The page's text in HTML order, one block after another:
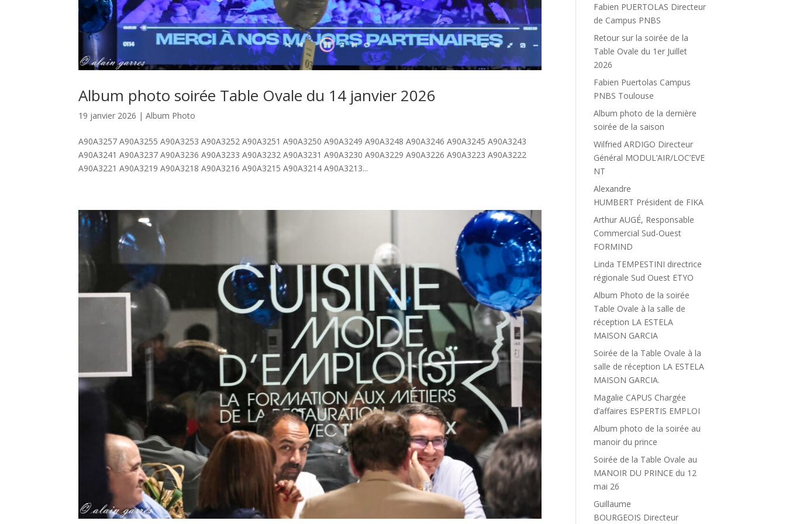
Album photo soirée Table Ovale du 14 janvier 2026
19 janvier 2026 |Album Photo
A90A3257 A90A3255 A90A3253 A90A3252 A90A3251 A90A3250 A90A3249 A90A3248 A90A3246 A90A3245 A90A3243
A90A3241 A90A3237 A90A3236 A90A3233 A90A3232 A90A3231 A90A3230 A90A3229 A90A3226 A90A3223 A90A3222
A90A3221 A90A3219 A90A3218 A90A3216 A90A3215 A90A3214 A90A3213...
Fabien PUERTOLAS Directeur
de Campus PNBS
Retour sur la soirée de la
Table Ovale du 1er Juillet
2026
Fabien Puertolas Campus
PNBS Toulouse
Album photo de la dernière
soirée de la saison
Wilfried ARDIGO Directeur
Général MODUL’AIR/LOC’EVE
NT
Alexandre
HUMBERT Président de FIKA
Arthur AUGÉ, Responsable
Commercial Sud-Ouest
FORMIND
Linda TEMPESTINI directrice
régionale Sud Ouest ETYO
Album Photo de la soirée
Table Ovale à la salle de
réception LA ESTELA
MAISON GARCIA
Soirée de la Table Ovale à la
salle de réception LA ESTELA
MAISON GARCIA.
Magalie CAPUS Chargée
d’affaires ESPERTIS EMPLOI
Album photo de la soirée au
manoir du prince
Soirée de la Table Ovale au
MANOIR DU PRINCE du 12
mai 26
Guillaume
BOURGEOIS Directeur